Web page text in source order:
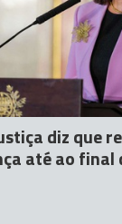
diz que
até ao final